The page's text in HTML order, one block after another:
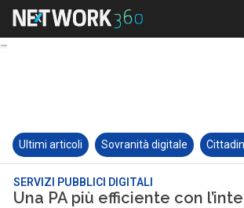
Ultimi articoli Sovranità digitale
SERVIZI PUBBLICI DIGITALI
Una PA più efficiente con